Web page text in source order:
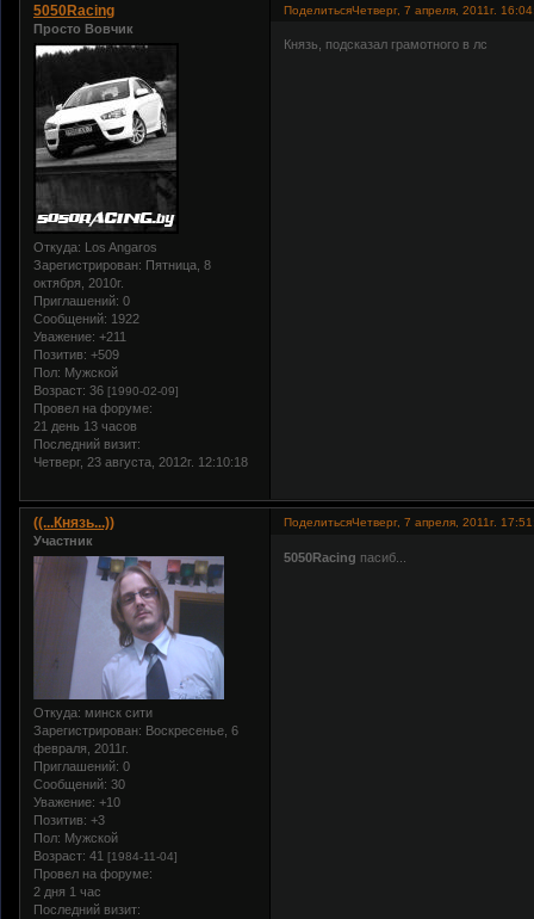
ПоделитьсяЧетверг, 7 апреля, 2011г.
5050Racing
Просто Вовчик
Откуда: Los Angaros
Зарегистрирован: Пятница, 8
октября, 2010г.
Приглашений: 0
Сообщений: 1922
Уважение: +211
Позитив: +509
Пол: Мужской
Возраст: 36 [1990-02-09]
Провел на форуме:
21 день 13 часов
Последний визит:
Четверг, 23 августа, 2012г. 12:10:18
Князь, подсказал грамотного в лс
ПоделитьсяЧетверг, 7 апреля, 2011г.
((...Князь...))
Участник
Откуда: минск сити
Зарегистрирован: Воскресенье, 6
февраля, 2011г.
Приглашений: 0
Сообщений: 30
Уважение: +10
Позитив: +3
Пол: Мужской
Возраст: 41 [1984-11-04]
Провел на форуме:
2 дня 1 час
Последний визит:
5050Racing пасиб...